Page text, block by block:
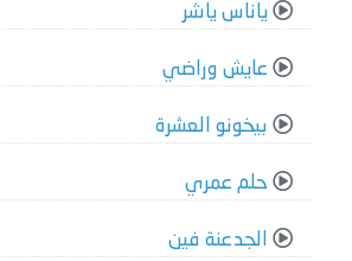
ياناس ياشر
عايش وراضي
بيخونو العشرة
حلم عمري
الجدعنة فين